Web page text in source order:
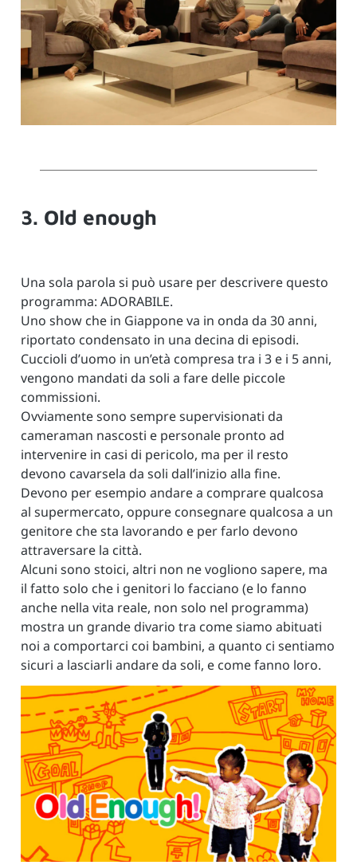
3. Old enough
Una sola parola si può usare per descrivere questo
programma: ADORABILE.
Uno show che in Giappone va in onda da 30 anni,
riportato condensato in una decina di episodi.
Cuccioli d’uomo in un’età compresa tra i 3 e i 5 anni,
vengono mandati da soli a fare delle piccole
commissioni.
Ovviamente sono sempre supervisionati da
cameraman nascosti e personale pronto ad
intervenire in casi di pericolo, ma per il resto
devono cavarsela da soli dall’inizio alla fine.
Devono per esempio andare a comprare qualcosa
al supermercato, oppure consegnare qualcosa a un
genitore che sta lavorando e per farlo devono
attraversare la città.
Alcuni sono stoici, altri non ne vogliono sapere, ma
il fatto solo che i genitori lo facciano (e lo fanno
anche nella vita reale, non solo nel programma)
mostra un grande divario tra come siamo abituati
noi a comportarci coi bambini, a quanto ci sentiamo
sicuri a lasciarli andare da soli, e come fanno loro.